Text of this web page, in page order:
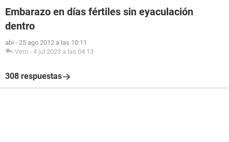
Embarazo en días fértiles sin eyaculación
dentro
abi - 25 ago 2012 a las 10:11
Vero - 4 jul 2023 a las 04:13
308 respuestas